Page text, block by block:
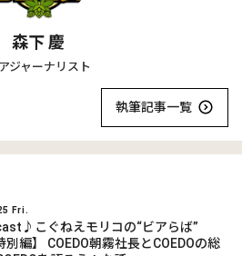
森下 慶
ジャーナリスト
執筆記事一覧
Fri.
こぐねえモリコの“ビアらば”
別編】 COEDO朝霧社長とCOEDOの総